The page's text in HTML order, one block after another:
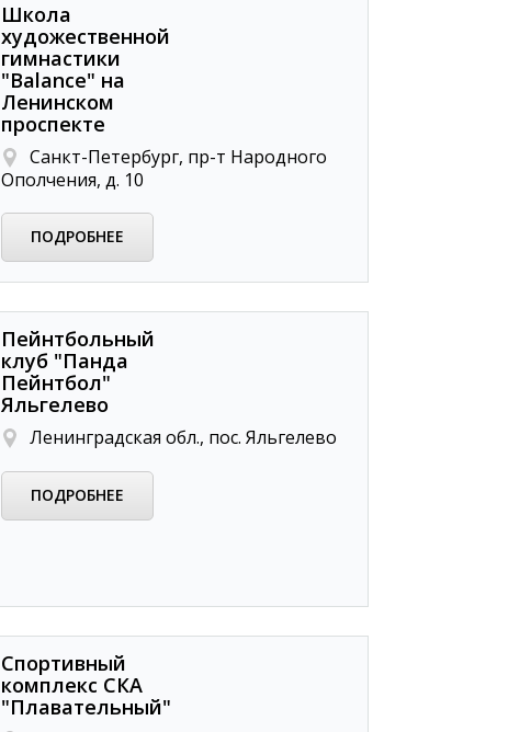
Школа
художественной
гимнастики
"Balance" на
Ленинском
проспекте
Санкт-Петербург, пр-т Народного
Ополчения, д. 10
ПОДРОБНЕЕ
Пейнтбольный
клуб "Панда
Пейнтбол"
Яльгелево
Ленинградская обл., пос. Яльгелево
ПОДРОБНЕЕ
Спортивный
комплекс СКА
"Плавательный"